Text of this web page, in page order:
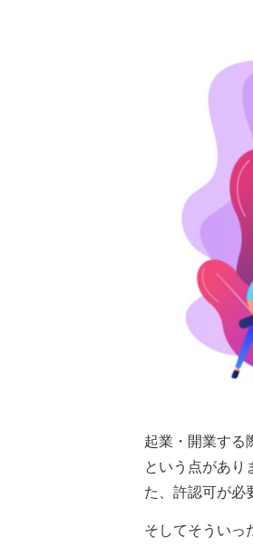
起業・開業する
という点があり
た、許認可が必
そしてそういっ